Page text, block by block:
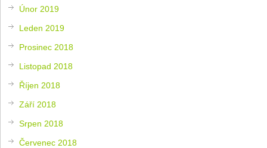
Únor 2019
Leden 2019
Prosinec 2018
Listopad 2018
Říjen 2018
Září 2018
Srpen 2018
Červenec 2018